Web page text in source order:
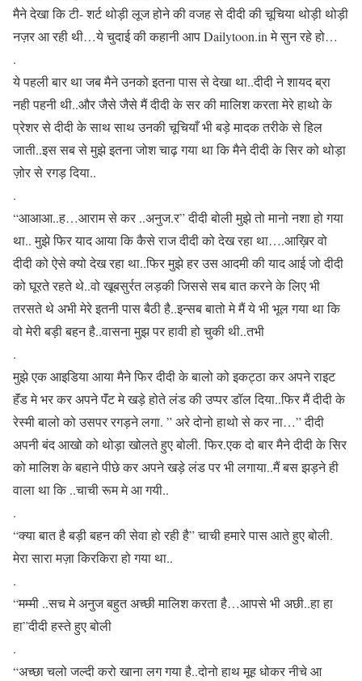
मैने देखा कि टी- शर्ट थोड़ी लूज होने की वजह से दीदी की चूचिया थोड़ी थोड़ी
नज़र आ रही थी…ये चुदाई की कहानी आप Dailytoon.in मे सुन रहे हो…
.
ये पहली बार था जब मैने उनको इतना पास से देखा था..दीदी ने शायद ब्रा
नही पहनी थी..और जैसे जैसे मैं दीदी के सर की मालिश करता मेरे हाथो के
प्रेशर से दीदी के साथ साथ उनकी चूचियाँ भी बड़े मादक तरीके से हिल
जाती..इस सब से मुझे इतना जोश चाढ़ गया था कि मैने दीदी के सिर को थोड़ा
ज़ोर से रगड़ दिया..
.
“आआआ..ह…आराम से कर ..अनुज.र” दीदी बोली मुझे तो मानो नशा हो गया
था.. मुझे फिर याद आया कि कैसे राज दीदी को देख रहा था….आख़िर वो
दीदी को ऐसे क्यो देख रहा था..फिर मुझे हर उस आदमी की याद आई जो दीदी
को घूरते रहते थे..वो खूबसुर्रत लड़की जिससे सब बात करने के लिए भी
तरसते थे अभी मेरे इतनी पास बैठी है..इन्सब बातो मे मैं ये भी भूल गया था कि
वो मेरी बड़ी बहन है..वासना मुझ पर हावी हो चुकी थी..तभी
.
मुझे एक आइडिया आया मैने फिर दीदी के बालो को इकट्ठा कर अपने राइट
हॅंड मे भर कर अपने पॅंट मे खड़े होते लंड की उप्पर डॉल दिया..फिर मैं दीदी के
रेस्मी बालो को उसपर रगड़ने लगा. ” अरे दोनो हाथो से कर ना…” दीदी
अपनी बंद आखो को थोड़ा खोलते हुए बोली. फिर.एक दो बार मैने दीदी के सिर
को मालिश के बहाने पीछे कर अपने खड़े लंड पर भी लगाया..मैं बस झड़ने ही
वाला था कि ..चाची रूम मे आ गयी..
.
“क्या बात है बड़ी बहन की सेवा हो रही है” चाची हमारे पास आते हुए बोली.
मेरा सारा मज़ा किरकिरा हो गया था..
.
“मम्मी ..सच मे अनुज बहुत अच्छी मालिश करता है…आपसे भी अछी..हा हा
हा”दीदी हस्ते हुए बोली
.
“अच्छा चलो जल्दी करो खाना लग गया है..दोनो हाथ मूह धोकर नीचे आ